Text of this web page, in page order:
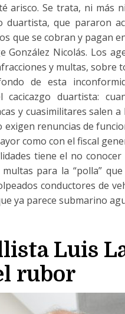
arisco. Se trata, ni más
duartista, que pararon
que se cobran y pagan
González Nicolás. Los
y multas, sobre
de esta
cacicazgo duartista:
y cuasimilitares salen
exigen renuncias de
como con el fiscal
tiene el no
para la “polla”
conductores de
ya parece submarino
Luis
rubor